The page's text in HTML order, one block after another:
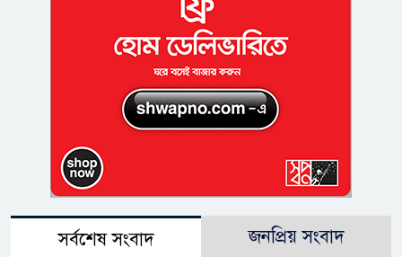
সর্বশেষ সংবাদ জনপ্রিয় সংবাদ